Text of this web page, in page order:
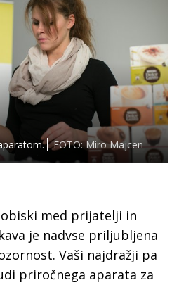
FOTO: Miro Majcen
med prijatelji in
je nadvse priljubljena
Vaši najdražji pa
priročnega aparata za